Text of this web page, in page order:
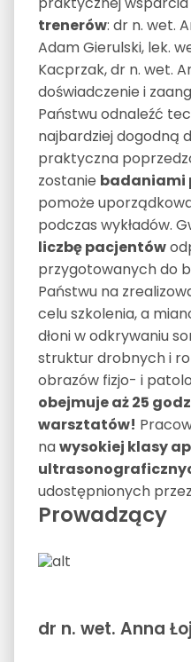
trenerów: dr n. wet.
Adam Gierulski, lek.
Kacprzak, dr n. wet.
doświadczenie i
Państwu odnaleźć
najbardziej dogodną
praktyczna
zostanie badaniami
pomoże
podczas wykładów.
liczbę pacjentów
przygotowanych do
Państwu na
celu szkolenia, a
dłoni w odkrywaniu
struktur drobnych i
obrazów fizjo- i
obejmuje aż 25
warsztatów!
nawysokiej klasy
udostępnionych
Prowadzący
dr n. wet. Anna